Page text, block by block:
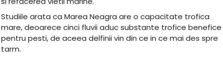
Studiile arata ca Marea Neagra are o capacitate trofica
mare, deoarece cinci fluvii aduc substante trofice benefice
pentru pesti, de aceea delfinii vin din ce in ce mai des spre
tarm.